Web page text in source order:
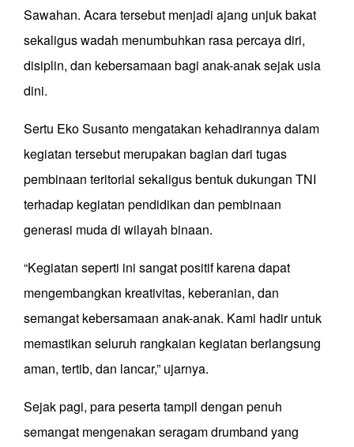
Sawahan. Acara tersebut menjadi ajang unjuk bakat
sekaligus wadah menumbuhkan rasa percaya diri,
disiplin, dan kebersamaan bagi anak-anak sejak usia
dini.
Sertu Eko Susanto mengatakan kehadirannya dalam
kegiatan tersebut merupakan bagian dari tugas
pembinaan teritorial sekaligus bentuk dukungan TNI
terhadap kegiatan pendidikan dan pembinaan
generasi muda di wilayah binaan.
“Kegiatan seperti ini sangat positif karena dapat
mengembangkan kreativitas, keberanian, dan
semangat kebersamaan anak-anak. Kami hadir untuk
memastikan seluruh rangkaian kegiatan berlangsung
aman, tertib, dan lancar,” ujarnya.
Sejak pagi, para peserta tampil dengan penuh
semangat mengenakan seragam drumband yang